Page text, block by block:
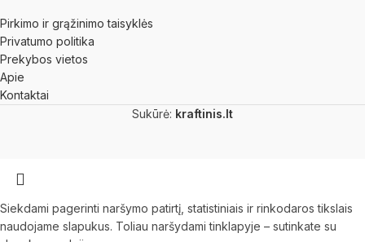
Pirkimo ir grąžinimo taisyklės
Privatumo politika
Prekybos vietos
Apie
Kontaktai
Sukūrė: kraftinis.lt
Siekdami pagerinti naršymo patirtį, statistiniais ir rinkodaros tikslais
naudojame slapukus. Toliau naršydami tinklapyje – sutinkate su